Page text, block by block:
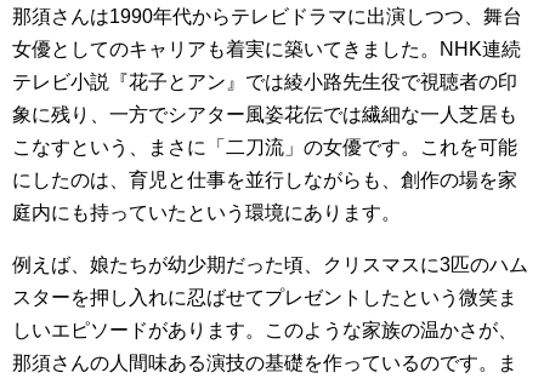
那須さんは1990年代からテレビドラマに出演しつつ、舞台
女優としてのキャリアも着実に築いてきました。NHK連続
テレビ小説『花子とアン』では綾小路先生役で視聴者の印
象に残り、一方でシアター風姿花伝では繊細な一人芝居も
こなすという、まさに「二刀流」の女優です。これを可能
にしたのは、育児と仕事を並行しながらも、創作の場を家
庭内にも持っていたという環境にあります。
例えば、娘たちが幼少期だった頃、クリスマスに3匹のハム
スターを押し入れに忍ばせてプレゼントしたという微笑ま
しいエピソードがあります。このような家族の温かさが、
那須さんの人間味ある演技の基礎を作っているのです。ま